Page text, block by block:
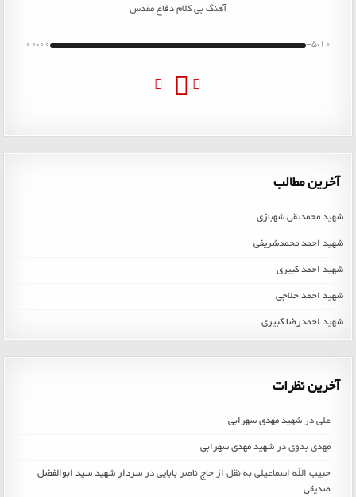
آهنگ بی کلام دفاع مقدس
00:00 -5:10
آخرین مطالب
شهید محمدتقی شهبازی
شهید احمد محمدشریفی
شهید احمد کبیری
شهید احمد حلاجی
شهید احمدرضا کبیری
آخرین نظرات
علی درشهید مهدی سهرابی
مهدی بدوی درشهید مهدی سهرابی
حبیب الله اسماعیلی به نقل از حاج ناصر بابایی درسردار شهید سید ابوالفضل
صدیقی